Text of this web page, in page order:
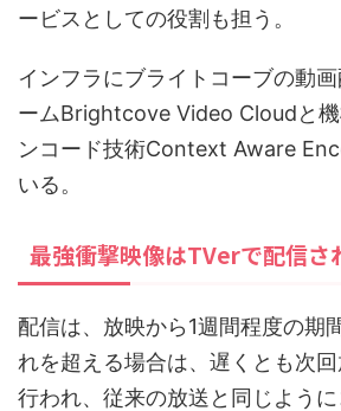
ービスとしての役割も担う。
インフラにブライトコーブの動
ームBrightcove Video Cloudと
ンコード技術Context Aware
いる。
最強衝撃映像はTVerで配信さ
配信は、放映から1週間程度の期
れを超える場合は、遅くとも次回
行われ、従来の放送と同じよう